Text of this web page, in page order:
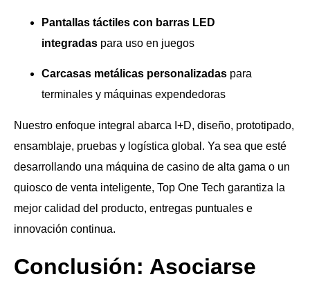
Pantallas táctiles con barras LED
integradas para uso en juegos
Carcasas metálicas personalizadas para
terminales y máquinas expendedoras
Nuestro enfoque integral abarca I+D, diseño, prototipado,
ensamblaje, pruebas y logística global. Ya sea que esté
desarrollando una máquina de casino de alta gama o un
quiosco de venta inteligente, Top One Tech garantiza la
mejor calidad del producto, entregas puntuales e
innovación continua.
Conclusión: Asociarse